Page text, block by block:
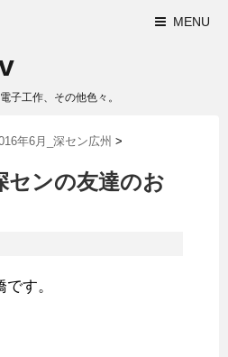
MENU
子工作、その他色々。
年6月_深セン広州 >
センの友達のお
す。